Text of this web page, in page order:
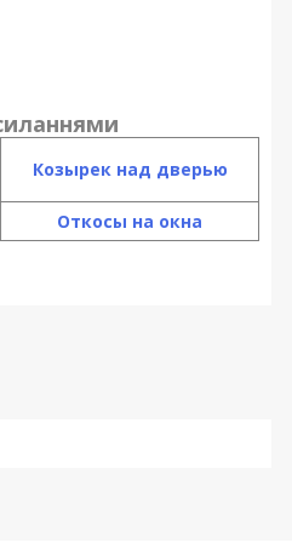
Козырек над дверью
Откосы на окна